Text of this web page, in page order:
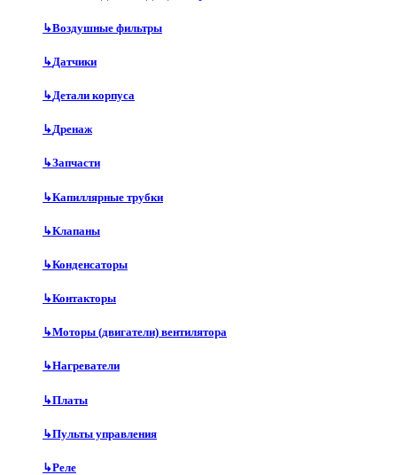
↳Воздушные фильтры
↳Датчики
↳Детали корпуса
↳Дренаж
↳Запчасти
↳Капиллярные трубки
↳Клапаны
↳Конденсаторы
↳Контакторы
↳Моторы (двигатели) вентилятора
↳Нагреватели
↳Платы
↳Пульты управления
↳Реле